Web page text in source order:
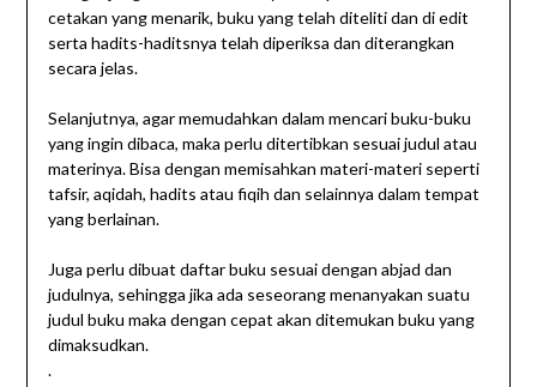
cetakan yang menarik, buku yang telah diteliti dan di edit
serta hadits-haditsnya telah diperiksa dan diterangkan
secara jelas.
Selanjutnya, agar memudahkan dalam mencari buku-buku
yang ingin dibaca, maka perlu ditertibkan sesuai judul atau
materinya. Bisa dengan memisahkan materi-materi seperti
tafsir, aqidah, hadits atau fiqih dan selainnya dalam tempat
yang berlainan.
Juga perlu dibuat daftar buku sesuai dengan abjad dan
judulnya, sehingga jika ada seseorang menanyakan suatu
judul buku maka dengan cepat akan ditemukan buku yang
dimaksudkan.
.